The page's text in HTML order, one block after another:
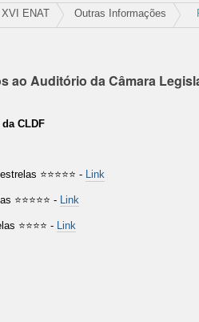
XVI ENAT Outras Informações
ao Auditório da Câmara
CLDF
⭐⭐⭐⭐⭐ - Link
- Link
⭐⭐⭐⭐ - Link